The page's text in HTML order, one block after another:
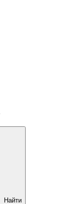
Найти